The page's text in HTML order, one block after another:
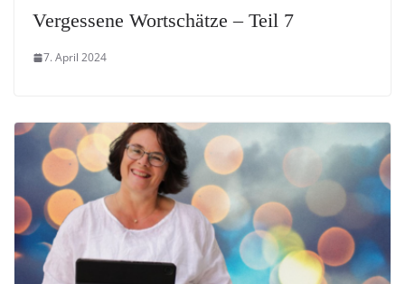
Vergessene Wortschätze – Teil 7
7. April 2024